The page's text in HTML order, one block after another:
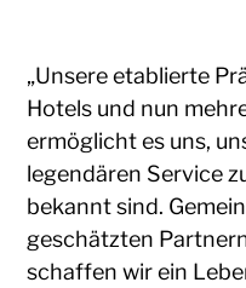
„Unsere etablierte
Hotels und nun
ermöglicht es uns,
legendären Service
bekannt sind.
geschätzten
schaffen wir ein